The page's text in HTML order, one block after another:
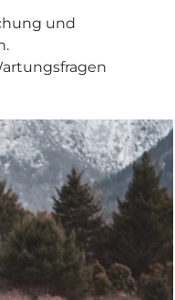
und